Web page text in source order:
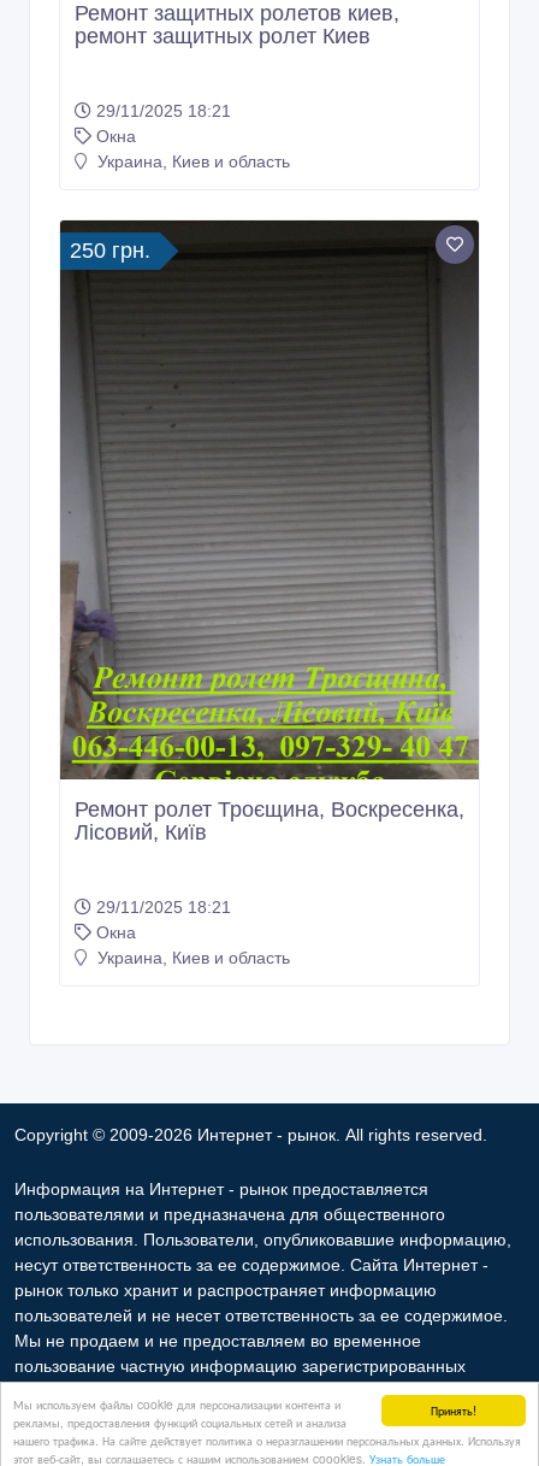
Принять!
Мы используем файлы cookie для персонализации контента и
рекламы, предоставления функций социальных сетей и анализа
нашего трафика. На сайте действует политика о неразглашении персональных данных. Используя
этот веб-сайт, вы соглашаетесь с нашим использованием coookies. Узнать больше
Ремонт защитных ролетов киев,
ремонт защитных ролет Киев
29/11/2025 18:21
Окна
Украина, Киев и область
250 грн.
Ремонт ролет Троєщина, Воскресенка,
Лісовий, Київ
29/11/2025 18:21
Окна
Украина, Киев и область
Copyright © 2009-2026 Интернет - рынок. All rights reserved.
Информация на Интернет - рынок предоставляется
пользователями и предназначена для общественного
использования. Пользователи, опубликовавшие информацию,
несут ответственность за ее содержимое. Сайта Интернет -
рынок только хранит и распространяет информацию
пользователей и не несет ответственность за ее содержимое.
Мы не продаем и не предоставляем во временное
пользование частную информацию зарегистрированных
пользователей Интернет - рынок третьим лицам. Но мы можем
разглашать частную информацию в соответствии с
требованиями закона в том случае, если объявление или